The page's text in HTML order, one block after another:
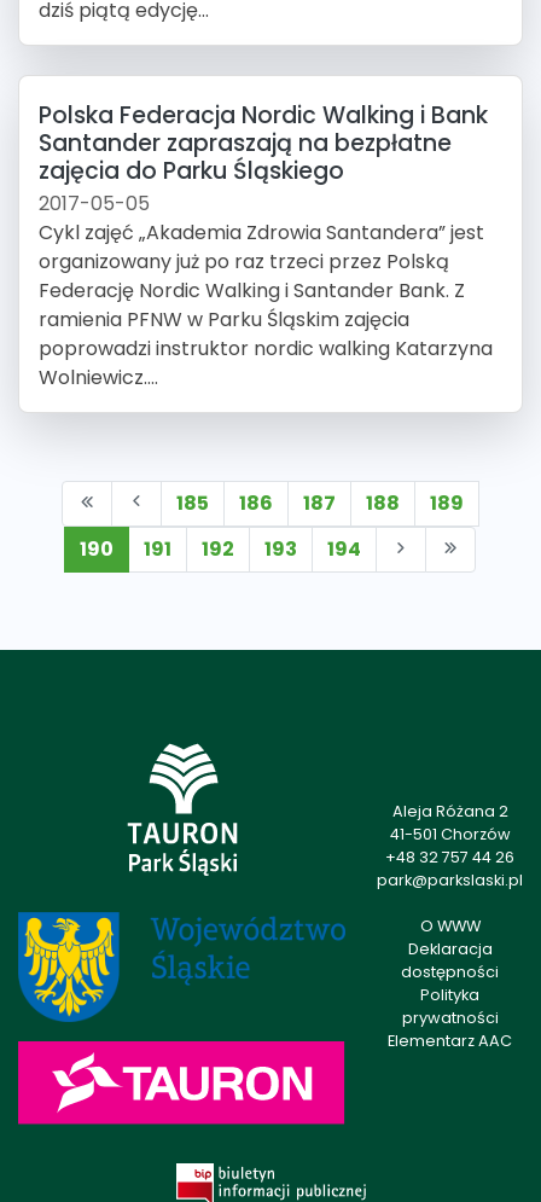
dziś piątą edycję...
Polska Federacja Nordic Walking i Bank
Santander zapraszają na bezpłatne
zajęcia do Parku Śląskiego
2017-05-05
Cykl zajęć „Akademia Zdrowia Santandera” jest
organizowany już po raz trzeci przez Polską
Federację Nordic Walking i Santander Bank. Z
ramienia PFNW w Parku Śląskim zajęcia
poprowadzi instruktor nordic walking Katarzyna
Wolniewicz....
185 186 187 188
189
190
191 192 193 194
Aleja Różana 2
41-501 Chorzów
+48 32 757 44 26
park@parkslaski.pl
O WWW
Deklaracja
dostępności
Polityka
prywatności
Elementarz AAC